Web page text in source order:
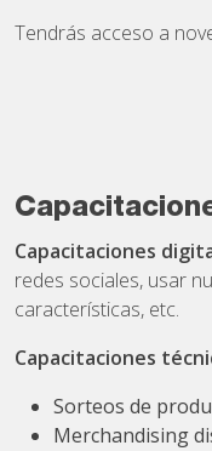
Tendrás acceso a
Capacitaciones
redes sociales, usar
características, etc.
Capacitaciones
Sorteos de
Merchandising